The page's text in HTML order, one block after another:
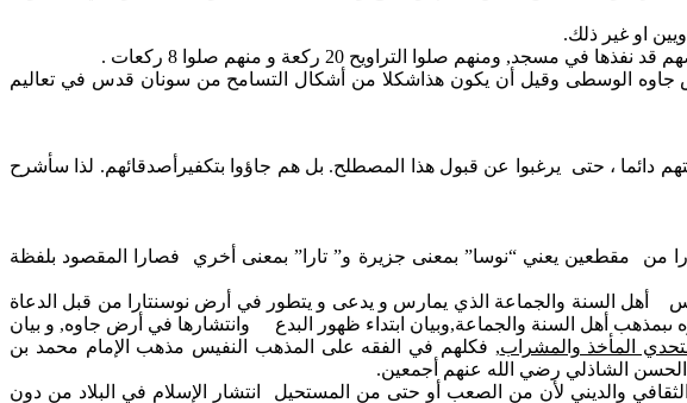
او غير ذلك.
صلوا التراويح 20 ركعة و منهم صلوا 8 ركعات .
الوسطى وقيل أن يكون هذاشكلا من أشكال التسامح من سونان قدس في تعاليم
دائما ، حتى يرغبوا عن قبول هذا المصطلح. بل هم جاؤوا بتكفيرأصدقائهم. لذا سأشرح
من مقطعين يعني “نوسا” بمعنى جزيرة و” تارا” بمعنى أخري فصارا المقصود بلفظة
أهل السنة والجماعة الذي يمارس و يدعى و يتطور في أرض نوسنتارا من قبل الدعاة
أهل السنة والجماعة ص 9 فصل في بيان تمسك أهل جاوه ىبمذهب أهل السنة والجماعة,وبيان ابتداء ظهور البدع وانتشارها في أرض جاوه, و بيان
المأخذ والمشراب, فكلهم في الفقه على المذهب النفيس مذهب الإمام محمد بن
الشاذلي رضي الله عنهم أجمعين.
والديني لأن من الصعب أو حتى من المستحيل انتشار الإسلام في البلاد من دون